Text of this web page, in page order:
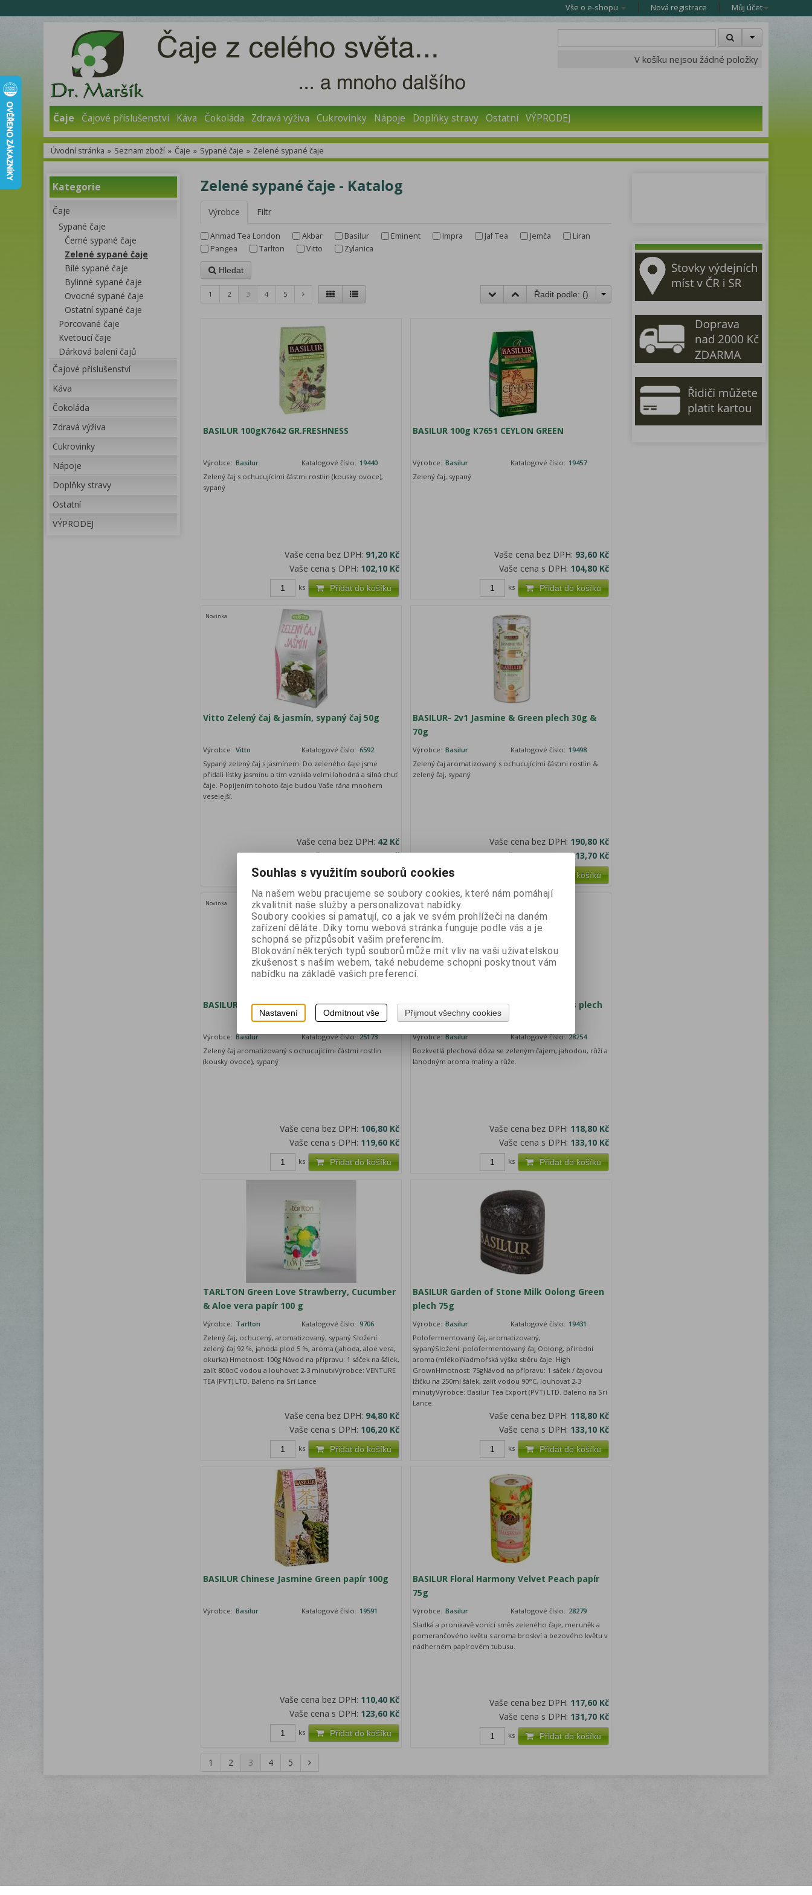
Vše o e-shopu Nová registrace Můj účet
V košíku nejsou žádné položky
Čaje Čajové příslušenství Káva Čokoláda Zdravá výživa Cukrovinky Nápoje Doplňky stravy Ostatní VÝPRODEJ
Úvodní stránka » Seznam zboží » Čaje » Sypané čaje » Zelené sypané čaje
Kategorie
Čaje
Sypané čaje
Černé sypané čaje
Zelené sypané čaje
Bílé sypané čaje
Bylinné sypané čaje
Ovocné sypané čaje
Ostatní sypané čaje
Porcované čaje
Kvetoucí čaje
Dárková balení čajů
Čajové příslušenství
Káva
Čokoláda
Zdravá výživa
Cukrovinky
Nápoje
Doplňky stravy
Ostatní
VÝPRODEJ
Zelené sypané čaje - Katalog
Výrobce Filtr
Ahmad Tea London Akbar Basilur Eminent Impra Jaf Tea Jemča
Liran
Pangea
Tarlton Vitto Zylanica
Hledat
1 2 3 4 5 Řadit podle: ()
BASILUR 100gK7642 GR.FRESHNESS
Výrobce: Basilur Katalogové číslo: 19440
Zelený čaj s ochucujícími částmi rostlin (kousky ovoce),
sypaný
Vaše cena bez DPH: 91,20 Kč
Vaše cena s DPH: 102,10 Kč
Přidat do košíku
ks
BASILUR 100g K7651 CEYLON GREEN
Výrobce: Basilur Katalogové číslo: 19457
Zelený čaj, sypaný
Vaše cena bez DPH: 93,60 Kč
Vaše cena s DPH: 104,80 Kč
Přidat do košíku
ks
Novinka
Vitto Zelený čaj & jasmín, sypaný čaj 50g
Výrobce: Vitto Katalogové číslo: 6592
Sypaný zelený čaj s jasmínem. Do zeleného čaje jsme
přidali lístky jasmínu a tím vznikla velmi lahodná a silná chuť
čaje. Popíjením tohoto čaje budou Vaše rána mnohem
veselejší.
Vaše cena bez DPH: 42 Kč
Vaše cena s DPH:47 Kč
Přidat do košíku
ks
BASILUR- 2v1 Jasmine & Green plech 30g &
70g
Výrobce: Basilur Katalogové číslo: 19498
Zelený čaj aromatizovaný s ochucujícími částmi rostlin &
zelený čaj, sypaný
Vaše cena bez DPH: 190,80 Kč
Vaše cena s DPH:213,70 Kč
Přidat do košíku
Novinka
BASILUR K Magic Green Soursop papír 100g
Výrobce: Basilur Katalogové číslo:25173
Zelený čaj aromatizovaný s ochucujícími částmi rostlin
(kousky ovoce), sypaný
Vaše cena bez DPH: 106,80 Kč
Vaše cena s DPH: 119,60 Kč
Přidat do košíku
ks
BASILUR Serene Blooms Sweet Treats plech
75g
Výrobce:Basilur Katalogové číslo:28254
Rozkvetlá plechová dóza se zeleným čajem, jahodou, růží a
lahodným aroma maliny a růže.
Vaše cena bez DPH: 118,80 Kč
Vaše cena s DPH: 133,10 Kč
Přidat do košíku
ks
TARLTON Green Love Strawberry, Cucumber
& Aloe vera papír 100 g
Výrobce: Tarlton Katalogové číslo: 9706
Zelený čaj, ochucený, aromatizovaný, sypaný Složení:
zelený čaj 92 %, jahoda plod 5 %, aroma (jahoda, aloe vera,
okurka) Hmotnost: 100g Návod na přípravu: 1 sáček na šálek,
zalít 800oC vodou a louhovat 2-3 minutxVýrobce: VENTURE
TEA (PVT) LTD. Baleno na Srí Lance
Vaše cena bez DPH: 94,80 Kč
Vaše cena s DPH: 106,20 Kč
Přidat do košíku
ks
BASILUR Garden of Stone Milk Oolong Green
plech 75g
Výrobce: Basilur Katalogové číslo: 19431
Polofermentovaný čaj, aromatizovaný,
sypanýSložení: polofermentovaný čaj Oolong, přírodní
aroma (mléko)Nadmořská výška sběru čaje: High
GrownHmotnost: 75gNávod na přípravu: 1 sáček / čajovou
lžičku na 250ml šálek, zalít vodou 90°C, louhovat 2-3
minutyVýrobce: Basilur Tea Export (PVT) LTD. Baleno na Srí
Lance.
Vaše cena bez DPH: 118,80 Kč
Vaše cena s DPH: 133,10 Kč
Přidat do košíku
ks
BASILUR Chinese Jasmine Green papír 100g
Výrobce: Basilur Katalogové číslo: 19591
Vaše cena bez DPH: 110,40 Kč
Vaše cena s DPH: 123,60 Kč
Přidat do košíku
ks
BASILUR Floral Harmony Velvet Peach papír
75g
Výrobce: Basilur Katalogové číslo: 28279
Sladká a pronikavě vonící směs zeleného čaje, meruněk a
pomerančového květu s aroma broskví a bezového květu v
nádherném papírovém tubusu.
Vaše cena bez DPH: 117,60 Kč
Vaše cena s DPH: 131,70 Kč
Přidat do košíku
ks
1 2 3 4 5
Souhlas s využitím souborů cookies
Na našem webu pracujeme se soubory cookies, které nám pomáhají
zkvalitnit naše služby a personalizovat nabídky.
Soubory cookies si pamatují, co a jak ve svém prohlížeči na daném
zařízení děláte. Díky tomu webová stránka funguje podle vás a je
schopná se přizpůsobit vašim preferencím.
Blokování některých typů souborů může mít vliv na vaši uživatelskou
zkušenost s naším webem, také nebudeme schopni poskytnout vám
nabídku na základě vašich preferencí.
Nastavení Odmítnout vše Přijmout všechny cookies